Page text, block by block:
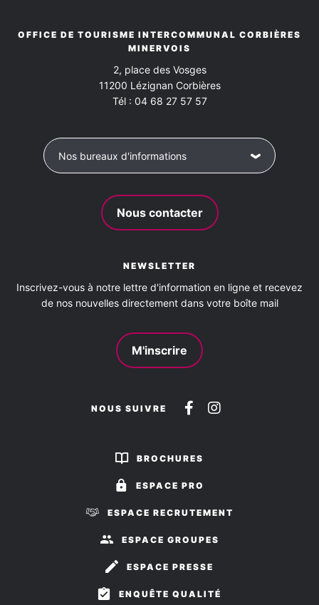
OFFICE DE TOURISME INTERCOMMUNAL CORBIÈRES
MINERVOIS
2, place des Vosges
11200 Lézignan Corbières
Tél : 04 68 27 57 57
Nos bureaux d'informations
Nous contacter
NEWSLETTER
Inscrivez-vous à notre lettre d'information en ligne et recevez
de nos nouvelles directement dans votre boîte mail
M'inscrire
NOUS SUIVRE
Suivez-
sur
Suivez-
BROCHURES
ESPACE PRO
ESPACE RECRUTEMENT
ESPACE GROUPES
ESPACE PRESSE
ENQUÊTE QUALITÉ